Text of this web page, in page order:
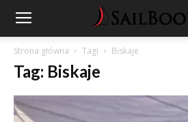
Strona główna Tagi Biskaje
Tag: Biskaje